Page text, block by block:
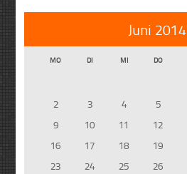
Juni 2014
MO DI MI DO
2
3 4 5
9
10 11 12
16
17 18 19
23
24 25 26